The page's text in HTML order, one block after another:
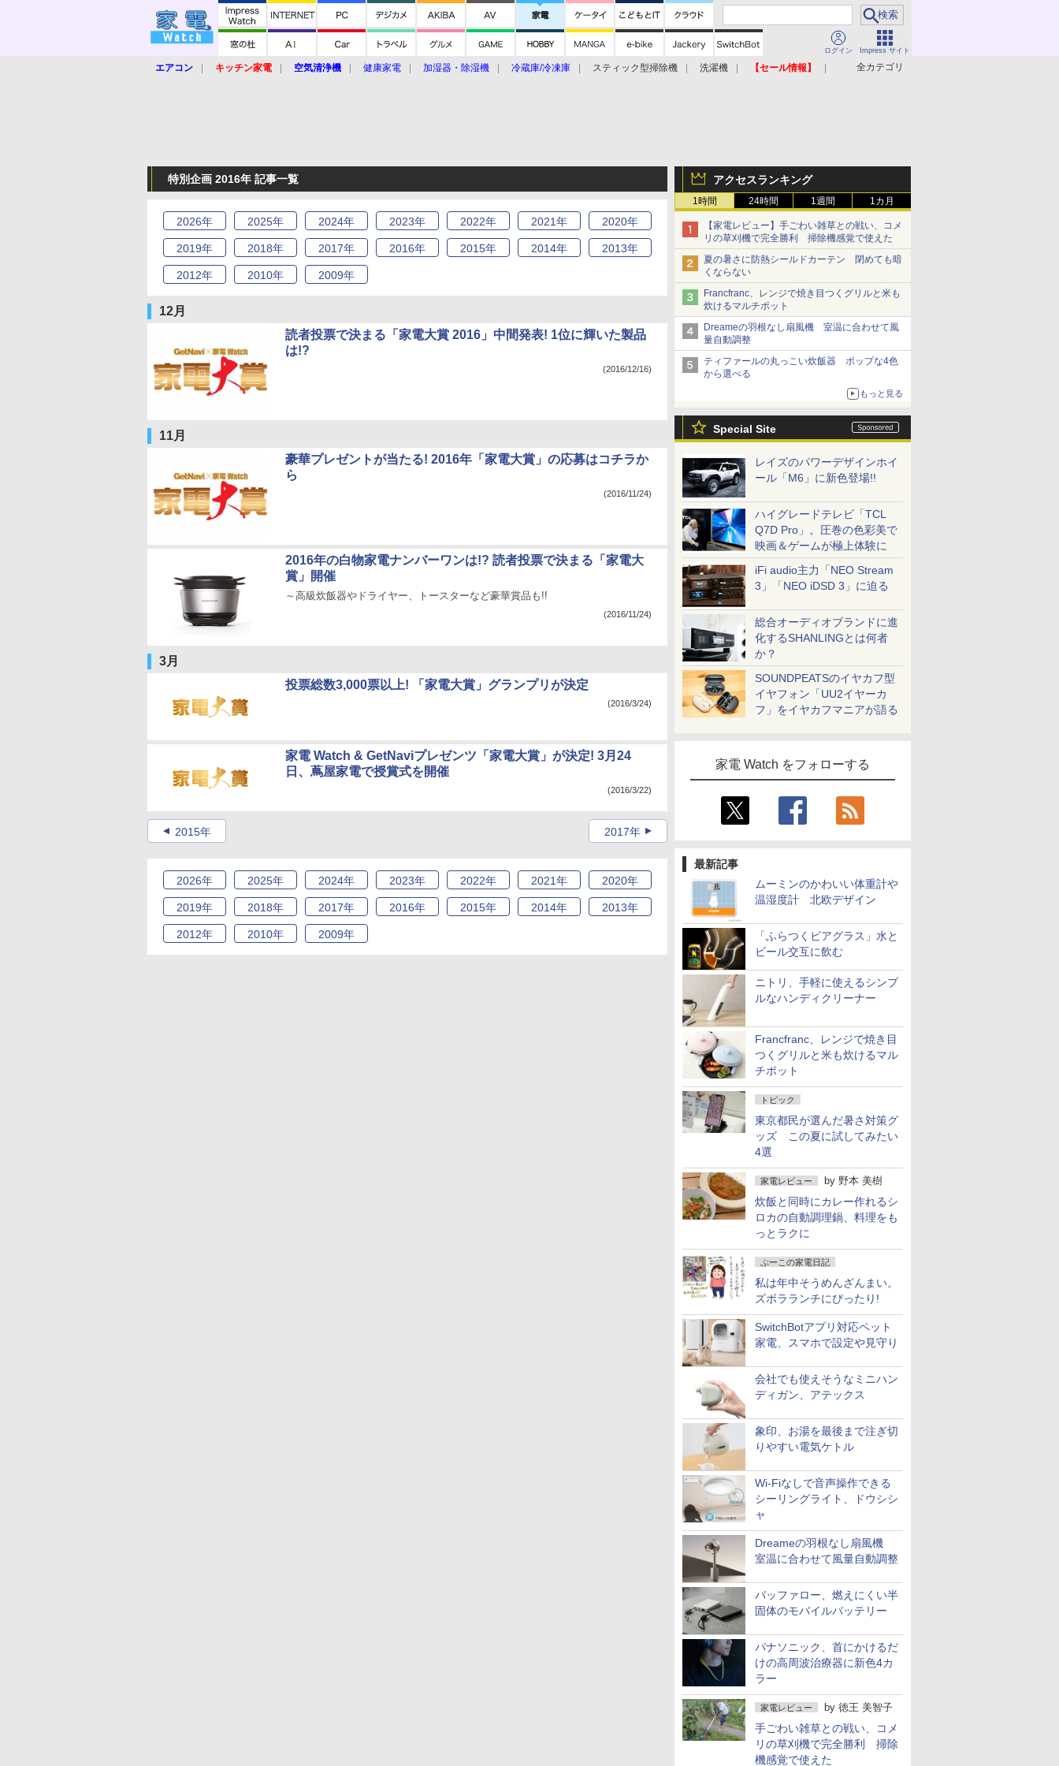
ログイン Impress サイト
全カテゴリ
エアコン キッチン家電 空気清浄機 健康家電 加湿器・除湿機 冷蔵庫/冷凍庫 スティック型掃除機 洗濯機
【セール情報】
アクセスランキング
1時間 24時間 1週間 1カ月
【家電レビュー】手ごわい雑草との戦い、コメ
リの草刈機で完全勝利 掃除機感覚で使えた
夏の暑さに防熱シールドカーテン 閉めても暗
くならない
Francfranc、レンジで焼き目つくグリルと米も
炊けるマルチポット
Dreameの羽根なし扇風機 室温に合わせて風
量自動調整
ティファールの丸っこい炊飯器 ポップな4色
から選べる
もっと見る
Special Site
レイズのパワーデザインホイ
ール「M6」に新色登場!!
ハイグレードテレビ「TCL
Q7D Pro」。圧巻の色彩美で
映画＆ゲームが極上体験に
iFi audio主力「NEO Stream
3」「NEO iDSD 3」に迫る
総合オーディオブランドに進
化するSHANLINGとは何者
か？
SOUNDPEATSのイヤカフ型
イヤフォン「UU2イヤーカ
フ」をイヤカフマニアが語る
家電 Watch をフォローする
最新記事
ムーミンのかわいい体重計や
温湿度計 北欧デザイン
「ふらつくビアグラス」水と
ビール交互に飲む
ニトリ、手軽に使えるシンプ
ルなハンディクリーナー
Francfranc、レンジで焼き目
つくグリルと米も炊けるマル
チポット
トピック
東京都民が選んだ暑さ対策グ
ッズ この夏に試してみたい
4選
家電レビュー by 野本 美樹
炊飯と同時にカレー作れるシ
ロカの自動調理鍋、料理をも
っとラクに
ぷーこの家電日記
私は年中そうめんざんまい。
ズボラランチにぴったり!
SwitchBotアプリ対応ペット
家電、スマホで設定や見守り
会社でも使えそうなミニハン
ディガン、アテックス
象印、お湯を最後まで注ぎ切
りやすい電気ケトル
Wi-Fiなしで音声操作できる
シーリングライト、ドウシシ
ャ
Dreameの羽根なし扇風機
室温に合わせて風量自動調整
バッファロー、燃えにくい半
固体のモバイルバッテリー
パナソニック、首にかけるだ
けの高周波治療器に新色4カ
ラー
家電レビュー by 徳王 美智子
手ごわい雑草との戦い、コメ
リの草刈機で完全勝利 掃除
機感覚で使えた
特別企画 2016年 記事一覧
2026年 2025年 2024年 2023年 2022年 2021年 2020年
2019年 2018年 2017年 2016年 2015年 2014年 2013年
2012年 2010年 2009年
12月
読者投票で決まる「家電大賞 2016」中間発表! 1位に輝いた製品
は!?
(2016/12/16)
11月
豪華プレゼントが当たる! 2016年「家電大賞」の応募はコチラか
ら
(2016/11/24)
2016年の白物家電ナンバーワンは!? 読者投票で決まる「家電大
賞」開催
～高級炊飯器やドライヤー、トースターなど豪華賞品も!!
(2016/11/24)
3月
投票総数3,000票以上! 「家電大賞」グランプリが決定
(2016/3/24)
家電 Watch & GetNaviプレゼンツ「家電大賞」が決定! 3月24
日、蔦屋家電で授賞式を開催
(2016/3/22)
2015年 2017年
2026年 2025年 2024年 2023年 2022年 2021年 2020年
2019年 2018年 2017年 2016年 2015年 2014年 2013年
2012年 2010年 2009年